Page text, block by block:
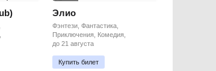
Элио
Фэнтези, Фантастика,
Приключения, Комедия,
до 21 августа
Купить билет